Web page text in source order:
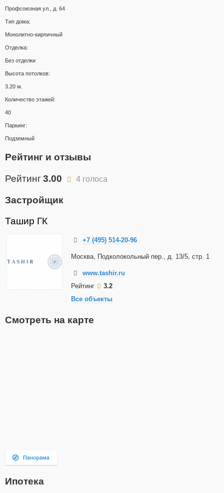
Профсоюзная ул., д. 64
Тип дома:
Монолитно-кирпичный
Отделка:
Без отделки
Высота потолков:
3.20 м.
Количество этажей:
40
Паркинг:
Подземный
Рейтинг и отзывы
Рейтинг3.00 4 голоса
Застройщик
Ташир ГК
+7 (495) 514-20-96
Москва, Подколокольный пер., д. 13/5, стр. 1
www.tashir.ru
Рейтинг
3.2
Все объекты
Смотреть на карте
Ипотека